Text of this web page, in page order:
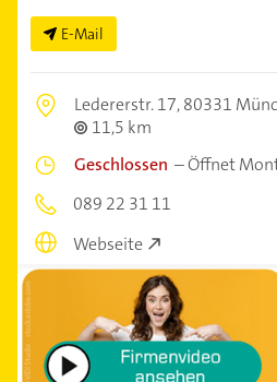
E-Mail
Ledererstr. 17,80331
11,5 km
Geschlossen –Öffnet
089 22 31 11
Webseite